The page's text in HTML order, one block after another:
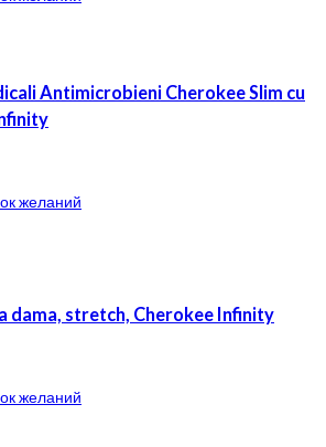
Antimicrobieni Cherokee Slim cu
желаний
dama, stretch, Cherokee Infinity
желаний